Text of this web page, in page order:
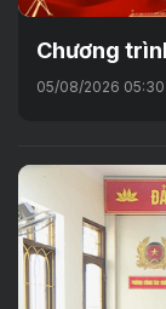
Chương
05/08/2026 05:30